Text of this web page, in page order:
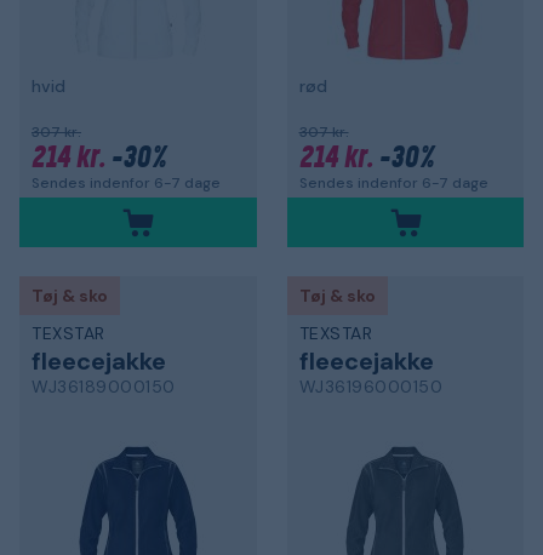
hvid
307 kr.
214 kr. -30%
Sendes indenfor 6-7 dage
rød
307 kr.
214 kr. -30%
Sendes indenfor 6-7 dage
Tøj & sko
TEXSTAR
fleecejakke
WJ36189000150
Tøj & sko
TEXSTAR
fleecejakke
WJ36196000150